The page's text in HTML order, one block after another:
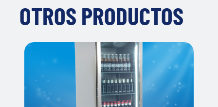
OTROS PRODUCTOS